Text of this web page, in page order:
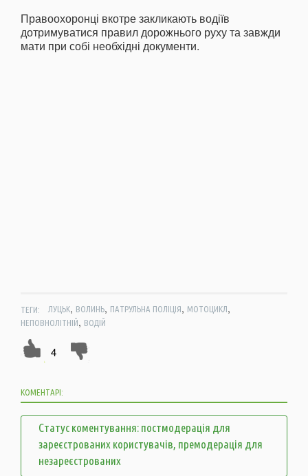
Правоохоронці вкотре закликають водіїв
дотримуватися правил дорожнього руху та завжди
мати при собі необхідні документи.
ТЕГИ: ЛУЦЬК, ВОЛИНЬ, ПАТРУЛЬНА ПОЛІЦІЯ, МОТОЦИКЛ,
НЕПОВНОЛІТНІЙ, ВОДІЙ
4
КОМЕНТАРІ:
Статус коментування: постмодерація для
зареєстрованих користувачів, премодерація для
незареєстрованих